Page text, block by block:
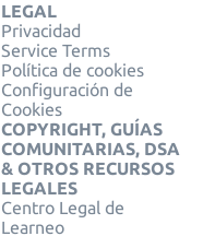
LEGAL
Privacidad
Service Terms
Política de cookies
Configuración de
Cookies
COPYRIGHT, GUÍAS
COMUNITARIAS, DSA
& OTROS RECURSOS
LEGALES
Centro Legal de
Learneo